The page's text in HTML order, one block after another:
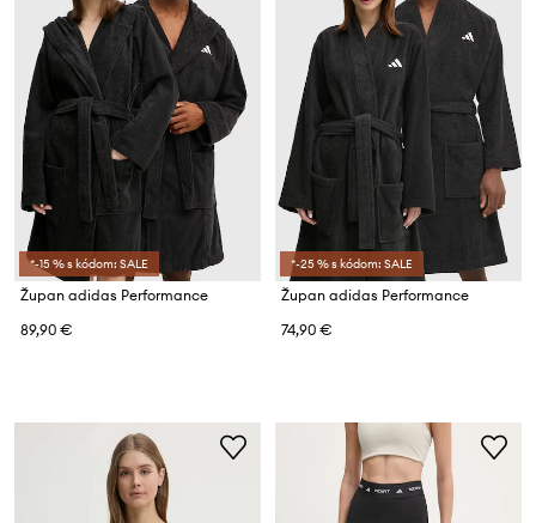
*-15 % s kódom: SALE
Župan adidas Performance
89,90 €
*-25 % s kódom: SALE
Župan adidas Performance
74,90 €